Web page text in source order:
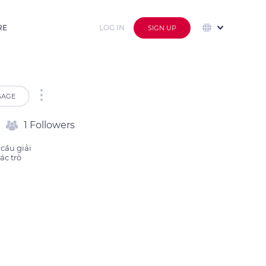
LOG IN SIGN UP
1 Followers
giải
trò